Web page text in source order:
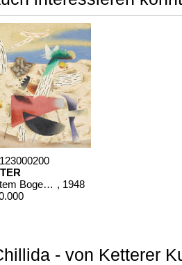
Landschaft mit rotem Bogen (Sommerfest) , 1948
- von Ketterer